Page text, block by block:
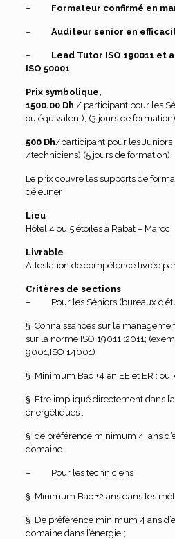
– Formateur confirmé en
– Auditeur senior en
– Lead Tutor ISO 190011 et
ISO 50001
Prix symbolique,
1500.00 Dh / participant pour les
ou équivalent), (3 jours de formation)
500 Dh/participant pour les Juniors
/techniciens) (5 jours de formation)
Le prix couvre les supports de
déjeuner
Lieu
Hôtel 4 ou 5 étoiles à Rabat – Maroc
Livrable
Attestation de compétence livrée
Critères de sections
– Pour les Séniors (bureaux
§ Connaissances sur le
sur la norme ISO 19011 :2011;
9001,ISO 14001)
§ Minimum Bac +4 en EE et ER ;
§ Etre impliqué directement dans
énergétiques ;
§ de préférence minimum 4 ans
domaine.
– Pour les techniciens
§ Minimum Bac +2 ans dans les
§ De préférence minimum 4 ans
domaine dans l’énergie ;